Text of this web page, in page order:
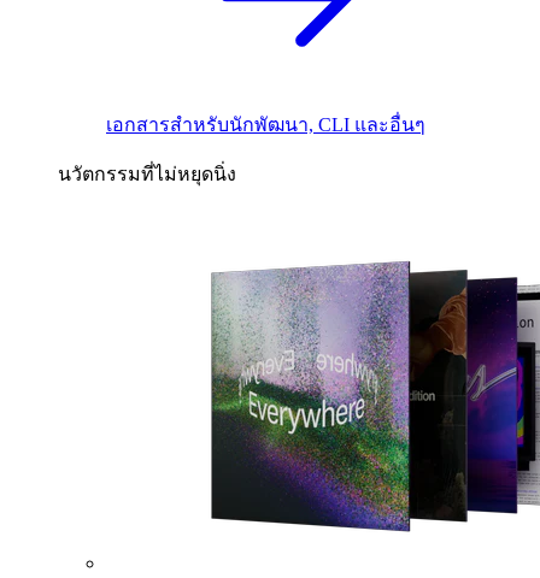
เอกสารสำหรับนักพัฒนา, CLI และอื่นๆ
นวัตกรรมที่ไม่หยุดนิ่ง